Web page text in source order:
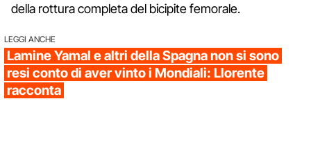
della rottura completa del bicipite femorale.
LEGGI ANCHE
Lamine Yamal e altri della Spagna non si sono
resi conto di aver vinto i Mondiali: Llorente
racconta